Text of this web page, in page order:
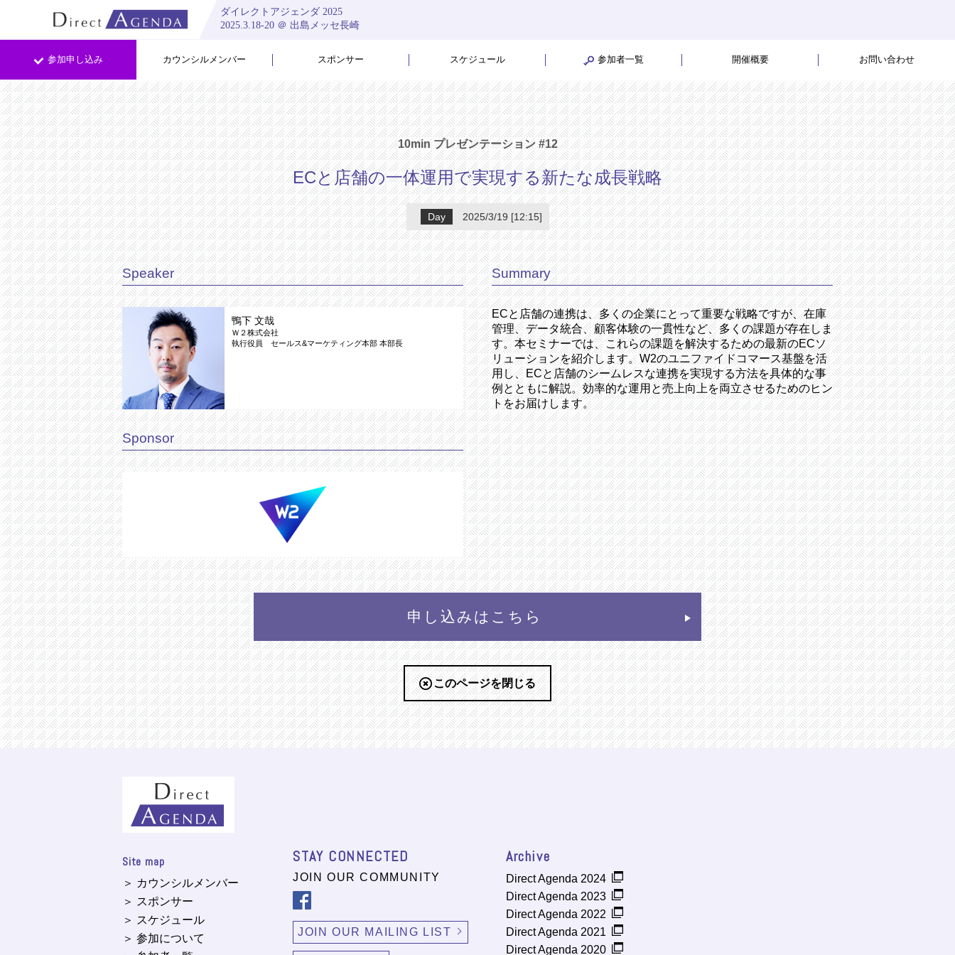
ダイレクトアジェンダ 2025
2025. 3.18-20 ＠ 出島メッセ長崎
参加申し込み カウンシルメンバー スポンサー スケジュール 参加者一覧 開催概要 お問い合わせ
10min プレゼンテーション #12
ECと店舗の一体運用で実現する新たな成長戦略
Day 2025/3/19 [12:15]
Speaker
鴨下 文哉
Ｗ２株式会社
執行役員 セールス&マーケティング本部 本部長
Sponsor
Summary
ECと店舗の連携は、多くの企業にとって重要な戦略ですが、在庫
管理、データ統合、顧客体験の一貫性など、多くの課題が存在しま
す。本セミナーでは、これらの課題を解決するための最新のECソ
リューションを紹介します。W2のユニファイドコマース基盤を活
用し、ECと店舗のシームレスな連携を実現する方法を具体的な事
例とともに解説。効率的な運用と売上向上を両立させるためのヒン
トをお届けします。
申し込みはこちら
このページを閉じる
Site map
＞ カウンシルメンバー
＞ スポンサー
＞ スケジュール
＞ 参加について
STAY CONNECTED
JOIN OUR COMMUNITY
JOIN OUR MAILING LIST
Archive
Direct Agenda 2024
Direct Agenda 2023
Direct Agenda 2022
Direct Agenda 2021
Direct Agenda 2020